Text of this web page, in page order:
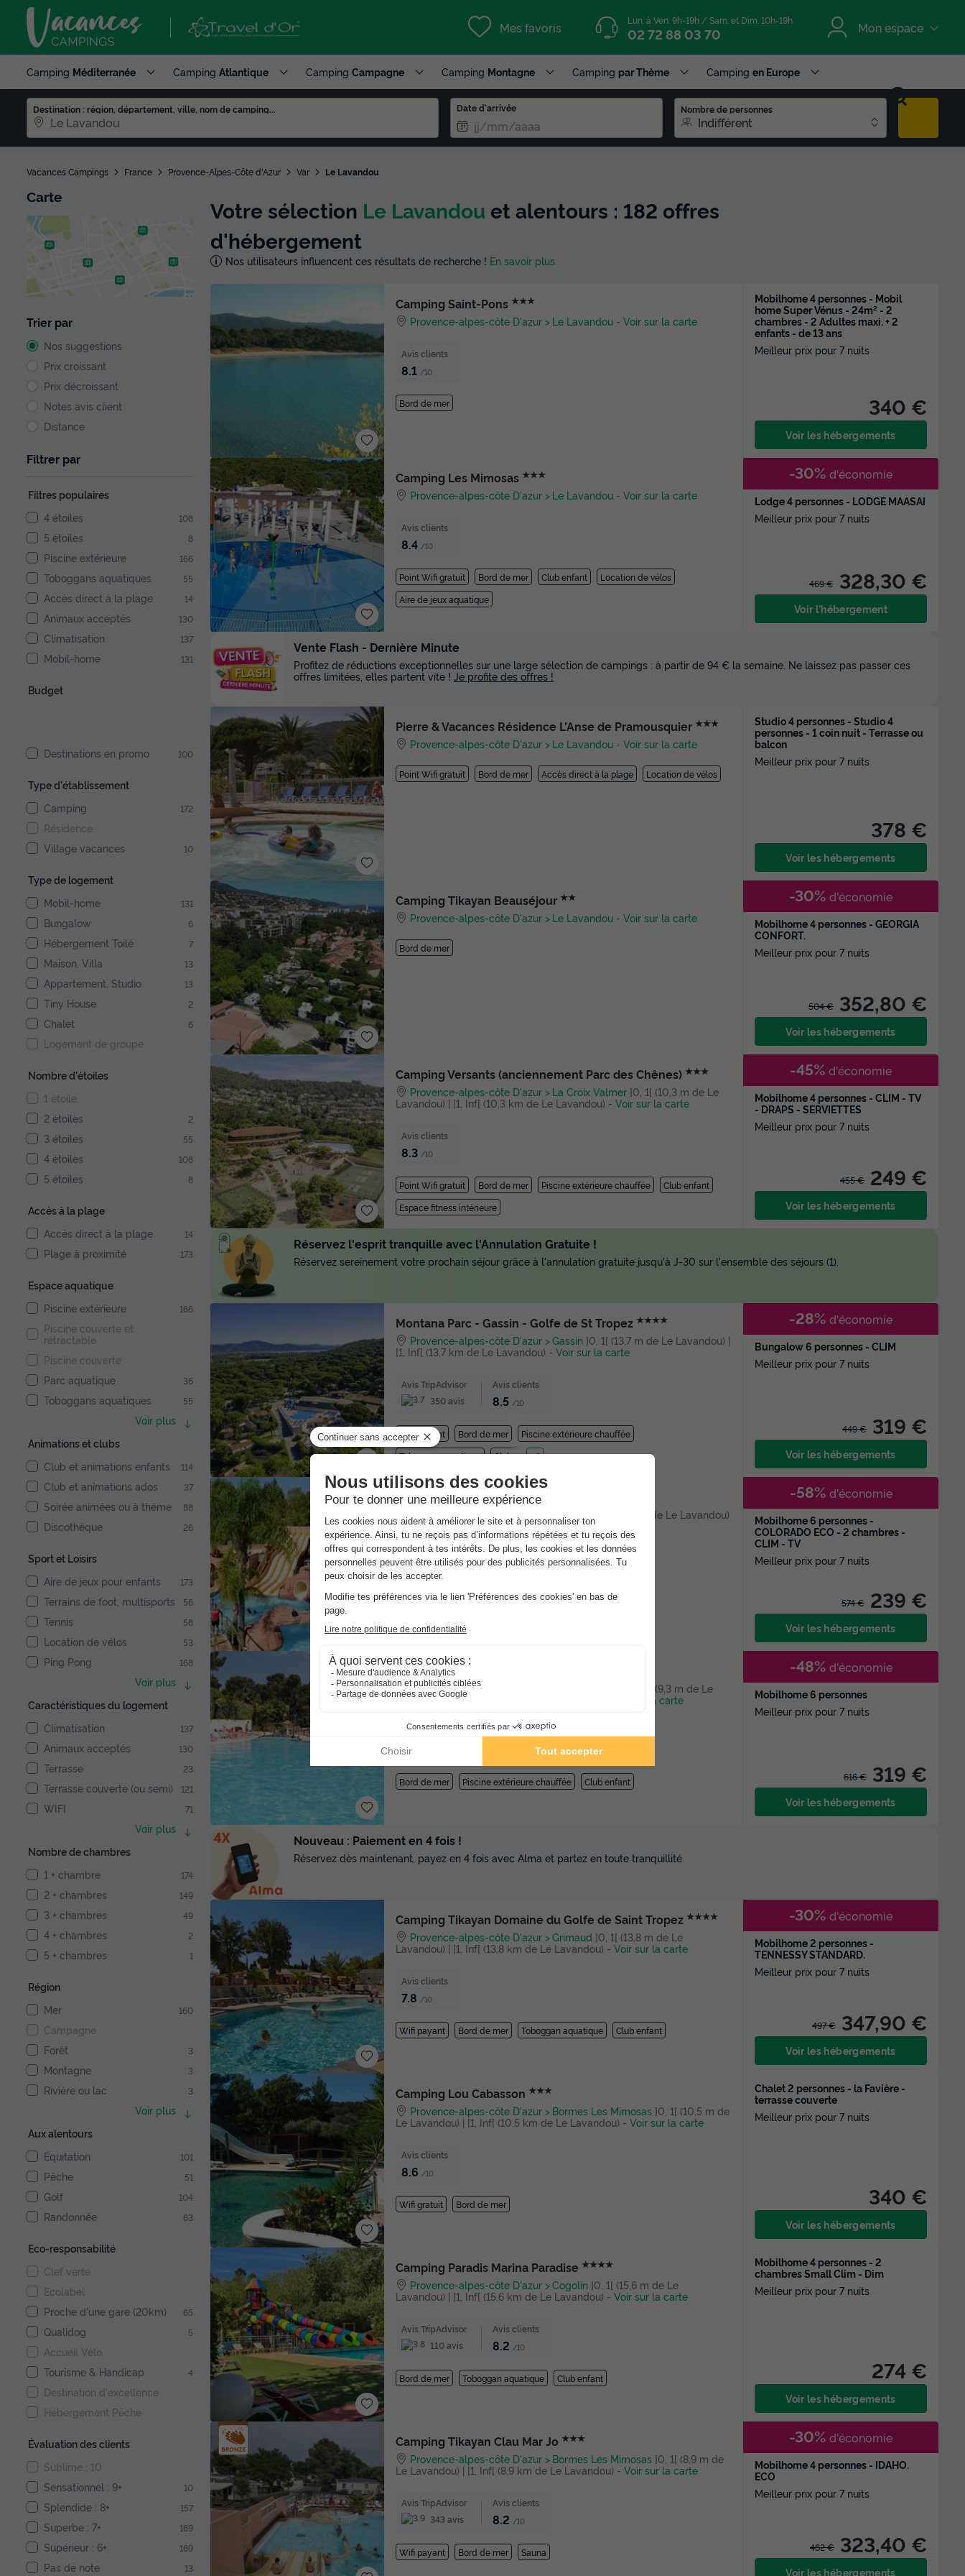
Mes favoris Lun. à Ven. 9h-19h / Sam. et Dim. 10h-19h
02 72 88 03 70 Mon espace
Camping Méditerranée Camping Atlantique Camping Campagne Camping Montagne Camping par Thème Camping en Europe
Destination : région, département, ville, nom de camping... Date d'arrivée Nombre de personnes
Indifférent
Vacances Campings France Provence-Alpes-Côte d'Azur Var Le Lavandou
Carte
Trier par
Nos suggestions
Prix croissant
Prix décroissant
Notes avis client
Distance
Filtrer par
Filtres populaires
4 étoiles
108
5 étoiles 8
Piscine extérieure 166
Toboggans aquatiques 55
Accès direct à la plage 14
Animaux acceptés 130
Climatisation 137
Mobil-home 131
Budget
Destinations en promo 100
Type d'établissement
Camping
172
Résidence
Village vacances
10
Type de logement
Mobil-home
131
Bungalow 6
Hébergement Toilé 7
Maison, Villa 13
Appartement, Studio 13
Tiny House 2
Chalet 6
Logement de groupe
Nombre d'étoiles
1 étoile
2 étoiles
2
3 étoiles 55
4 étoiles 108
5 étoiles 8
Accès à la plage
Accès direct à la plage
14
Plage à proximité 173
Espace aquatique
Piscine extérieure
166
Piscine couverte et
rétractable
Piscine couverte
Parc aquatique
36
Toboggans aquatiques 55
Voir plus
Animations et clubs
Club et animations enfants
114
Club et animations ados 37
Soirée animées ou à thème 88
Discothèque 26
Sport et Loisirs
Aire de jeux pour enfants
173
Terrains de foot, multisports 56
Tennis 58
Location de vélos 53
Ping Pong 168
Voir plus
Caractéristiques du logement
Climatisation
137
Animaux acceptés 130
Terrasse 23
Terrasse couverte (ou semi) 121
WIFI 71
Voir plus
Nombre de chambres
1 + chambre
174
2 + chambres 149
3 + chambres 49
4 + chambres 2
5 + chambres 1
Région
Mer
160
Campagne
Forêt
3
Montagne 3
Rivière ou lac 3
Voir plus
Aux alentours
Équitation
101
Pêche 51
Golf 104
Randonnée 63
Eco-responsabilité
Clef verte
Ecolabel
Proche d'une gare (20km)
65
Qualidog 5
Accueil Vélo
Tourisme & Handicap
4
Destination d'excellence
Hébergement Pêche
Évaluation des clients
Sublime : 10
Sensationnel : 9+
10
Splendide : 8+ 157
Superbe : 7+ 169
Supérieur : 6+ 169
Pas de note 13
Votre sélection Le Lavandou et alentours : 182 offres
d'hébergement
Nos utilisateurs influencent ces résultats de recherche ! En savoir plus
Camping Saint-Pons ★★★
Provence-alpes-côte D'azur Le Lavandou -Voir sur la carte
Avis clients
8.1 /10
Bord de mer
Mobilhome 4 personnes - Mobil
home Super Vénus - 24m² - 2
chambres - 2 Adultes maxi. + 2
enfants - de 13 ans
Meilleur prix pour 7 nuits
340 €
Voir les hébergements
Camping Les Mimosas ★★★
Provence-alpes-côte D'azur Le Lavandou -Voir sur la carte
Avis clients
8.4 /10
Point Wifi gratuit Bord de mer Club enfant
Location de vélos
Aire de jeux aquatique
Lodge 4 personnes - LODGE MAASAI
Meilleur prix pour 7 nuits
469 € 328,30 €
-30% d'économie
Voir l'hébergement
Pierre & Vacances Résidence L'Anse de Pramousquier ★★★
Provence-alpes-côte D'azur Le Lavandou -Voir sur la carte
Point Wifi gratuit Bord de mer Accès direct à la plage Location de vélos
Studio 4 personnes - Studio 4
personnes - 1 coin nuit - Terrasse ou
balcon
Meilleur prix pour 7 nuits
378 €
Voir les hébergements
Camping Tikayan Beauséjour ★★
Provence-alpes-côte D'azur Le Lavandou -Voir sur la carte
Bord de mer
Mobilhome 4 personnes - GEORGIA
CONFORT.
Meilleur prix pour 7 nuits
504 € 352,80 €
-30% d'économie
Voir les hébergements
Camping Versants (anciennement Parc des Chênes) ★★★
Provence-alpes-côte D'azur La Croix Valmer ]0, 1[ (10,3 m de Le
Lavandou) | [1, Inf[ (10,3 km de Le Lavandou) - Voir sur la carte
Avis clients
8.3 /10
Point Wifi gratuit Bord de mer Piscine extérieure chauffée
Club enfant
Espace fitness intérieure
Mobilhome 4 personnes - CLIM - TV
- DRAPS - SERVIETTES
Meilleur prix pour 7 nuits
455 € 249 €
-45% d'économie
Voir les hébergements
Montana Parc - Gassin - Golfe de St Tropez ★★★★
Provence-alpes-côte D'azur Gassin ]0, 1[ (13,7 m de Le Lavandou) |
[1, Inf[ (13,7 km de Le Lavandou) - Voir sur la carte
Avis TripAdvisor
350 avis
Avis clients
8.5 /10
Wifi payant Bord de mer
Piscine extérieure chauffée
Toboggan aquatique
Club enfant
+ 2
Bungalow 6 personnes - CLIM
Meilleur prix pour 7 nuits
449 € 319 €
-28% d'économie
Voir les hébergements
Camping Tikayan Les Palmiers
Provence-alpes-côte D'azur Hyères
]0, 1[ (23,9 m de Le Lavandou)
| [1, Inf[ (23,9 km de Le Lavandou)-Voir sur la carte
Avis TripAdvisor
2138 avis
Avis clients
Toboggan aquatique
Mobilhome 6 personnes -
COLORADO ECO - 2 chambres -
CLIM - TV
Meilleur prix pour 7 nuits
574 € 239 €
-58% d'économie
Voir les hébergements
Camping Sélection Camping
Provence-alpes-côte D'azur
]0, 1[ (9,3 m de Le
Lavandou) | [1, Inf[ (9,3 km de Le Lavandou)
Voir sur la carte
Avis TripAdvisor
Avis clients
Bord de mer Piscine extérieure chauffée Club enfant
Mobilhome 6 personnes
Meilleur prix pour 7 nuits
616 € 319 €
-48% d'économie
Voir les hébergements
Camping Tikayan Domaine du Golfe de Saint Tropez ★★★★
Provence-alpes-côte D'azur Grimaud ]0, 1[ (13,8 m de Le
Lavandou) | [1, Inf[ (13,8 km de Le Lavandou) - Voir sur la carte
Avis clients
7.8 /10
Wifi payant Bord de mer Toboggan aquatique Club enfant
Mobilhome 2 personnes -
TENNESSY STANDARD.
Meilleur prix pour 7 nuits
497 € 347,90 €
-30% d'économie
Voir les hébergements
Camping Lou Cabasson ★★★
Provence-alpes-côte D'azur Bormes Les Mimosas ]0, 1[ (10,5 m de
Le Lavandou) | [1, Inf[ (10,5 km de Le Lavandou) - Voir sur la carte
Avis clients
8.6 /10
Wifi gratuit Bord de mer
Chalet 2 personnes - la Favière -
terrasse couverte
Meilleur prix pour 7 nuits
340 €
Voir les hébergements
Camping Paradis Marina Paradise ★★★★
Provence-alpes-côte D'azur Cogolin ]0, 1[ (15,6 m de Le
Lavandou) | [1, Inf[ (15,6 km de Le Lavandou) - Voir sur la carte
Avis TripAdvisor
110 avis
Avis clients
8.2 /10
Bord de mer Toboggan aquatique Club enfant
Mobilhome 4 personnes - 2
chambres Small Clim - Dim
Meilleur prix pour 7 nuits
274 €
Voir les hébergements
Camping Tikayan Clau Mar Jo ★★★
Provence-alpes-côte D'azur Bormes Les Mimosas ]0, 1[ (8,9 m de
Le Lavandou) | [1, Inf[ (8,9 km de Le Lavandou) - Voir sur la carte
Avis TripAdvisor
343 avis
Avis clients
8.2 /10
Wifi payant Bord de mer Sauna
Mobilhome 4 personnes - IDAHO.
ECO
Meilleur prix pour 7 nuits
462 € 323,40 €
-30% d'économie
Voir les hébergements
Réservez l'esprit tranquille avec l'Annulation Gratuite !
Réservez sereinement votre prochain séjour grâce à l'annulation gratuite jusqu'à J-30 sur l'ensemble des séjours (1).
Nouveau : Paiement en 4 fois !
Réservez dès maintenant, payez en 4 fois avec Alma et partez en toute tranquillité.
Vente Flash - Dernière Minute
Profitez de réductions exceptionnelles sur une large sélection de campings : à partir de 94 € la semaine. Ne laissez pas passer ces
offres limitées, elles partent vite ! Je profite des offres !